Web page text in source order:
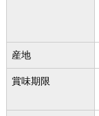
産地
賞味期限